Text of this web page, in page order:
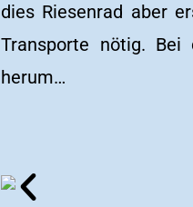
dies Riesenrad aber
Transporte nötig.
herum…